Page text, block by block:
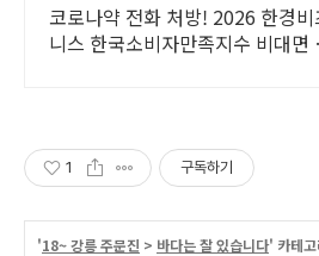
365일 24시간 진료가능
코로나약 전화 처방! 2026 한경비
니스 한국소비자만족지수 비대면
1 구독하기
'18~ 강릉 주문진 > 바다는 잘 있습니다' 카테